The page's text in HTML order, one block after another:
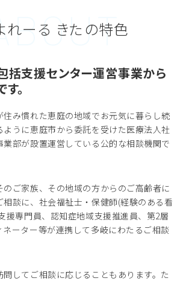
れーる きたの特色
BOUT
括支援センター運営事業から
。
住み慣れた恵庭の地域でお元気に暮らし続
ように恵庭市から委託を受けた医療法人社
業部が設置運営している公的な相談機関で
のご家族、その地域の方からのご高齢者に
相談に、社会福祉士・保健師(経験のある看
援専門員、認知症地域支援推進員、第2層
ネーター等が連携して多岐にわたるご相談
問してご相談に応じることもあります。た